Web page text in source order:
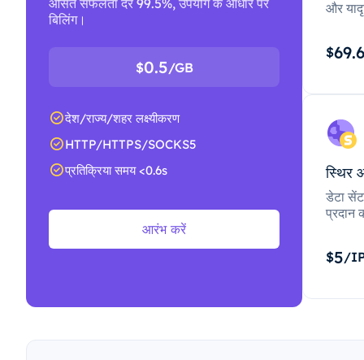
औसत सफलता दर 99.5%, उपयोग के आधार पर
बिलिंग।
$0.5/GB
देश/राज्य/शहर लक्ष्यीकरण
HTTP/HTTPS/SOCKS5
प्रतिक्रिया समय <0.6s
आरंभ करें
और
$
स्थिर
डेटा
प्रदान
$5/